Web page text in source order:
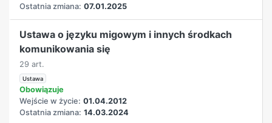
Ostatnia zmiana: 07.01.2025
Ustawa o języku migowym i innych środkach
komunikowania się
29 art.
Ustawa
Obowiązuje
Wejście w życie: 01.04.2012
Ostatnia zmiana: 14.03.2024